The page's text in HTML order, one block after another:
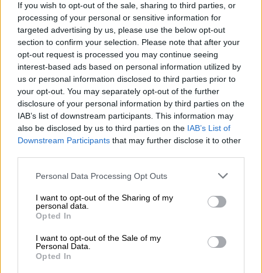
If you wish to opt-out of the sale, sharing to third parties, or
processing of your personal or sensitive information for
targeted advertising by us, please use the below opt-out
section to confirm your selection. Please note that after your
opt-out request is processed you may continue seeing
interest-based ads based on personal information utilized by
us or personal information disclosed to third parties prior to
your opt-out. You may separately opt-out of the further
disclosure of your personal information by third parties on the
IAB’s list of downstream participants. This information may
also be disclosed by us to third parties on the IAB’s List of
Downstream Participants that may further disclose it to other
Please note that this website/app uses one or more Google
not limited to your visit or usage behaviour. You may click to
grant or deny consent to Google and its third-party tags to
use your data for below specified purposes in below Google
consent section.
Personal Data Processing Opt Outs
I want to opt-out of the Sharing of my
personal data.
Opted In
I want to opt-out of the Sale of my
Personal Data.
Opted In
μια ολοκληρωμένη ψηφιακή πύλη της
σχολικής εκπαίδευσης για μαθητές,
εκπαιδευτικούς και γονείς.
3. Το πρόγραμμα για τα Νηπιαγωγεία:
• Τμήμα Πρωινής Υποδοχής: λειτουργεί 7.45-
8.30 με χρόνο προσέλευσης 7.45-8.00
• Πρωινό Υποχρεωτικό Τμήμα: 8.30-13.00 με
χρόνο προσέλευσης 8.15-8.30 και ώρα
αποχώρησης 13.00
• Προαιρετικό απογευματινό Ολοήμερο
τμήμα: 13.00-16.00 με ώρα αποχώρησης
• Αναβαθμισμένο προαιρετικό Πρόγραμμα
του Ολοήμερου Νηπιαγωγείου: 16.00- 17.30
με ώρα αποχώρησης 17.30.
4. Τα ωράρια για τα Δημοτικά